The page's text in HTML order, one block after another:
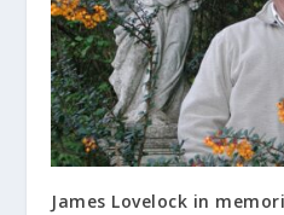
James Lovelock in